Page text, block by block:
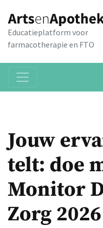
Educatieplatform voor
farmacotherapie en FTO
Jouw
telt: doe
Monitor
Zorg 2026